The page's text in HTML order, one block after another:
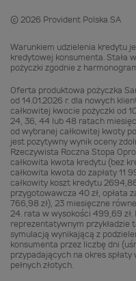
© 2026 Provident Polska SA
Warunkiem udzielenia kredytu
kredytowej konsumenta. Stała
pożyczki zgodnie z
Oferta produktowa pożyczka
od 14.01.2026 r. dla nowych
całkowitej kwocie pożyczki od
24, 36, 44 lub 48 ratach
od wybranej całkowitej kwoty
jest pozytywny wynik oceny
Rzeczywista Roczna Stopa
całkowita kwota kredytu (bez
całkowita kwota do zapłaty 11
całkowity koszt kredytu
przygotowawcza 40 zł, opłata
766,98 zł), 23 miesięczne
24. rata w wysokości 499,69 zł.
reprezentatywnym przykładzie
symulacją wynikającą z
konsumenta przez liczbę dni
przypadających na okres
pełnych złotych.